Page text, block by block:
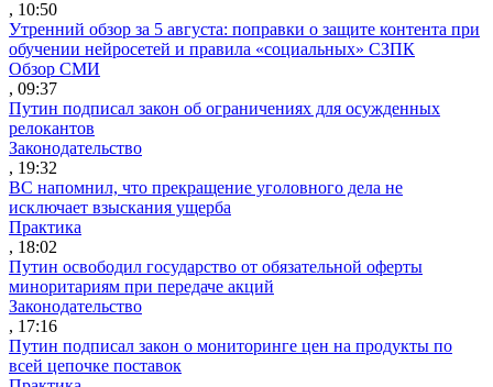
, 10:50
Утренний обзор за 5 августа: поправки о защите контента при
обучении нейросетей и правила «социальных» СЗПК
Обзор СМИ
, 09:37
Путин подписал закон об ограничениях для осужденных
релокантов
Законодательство
, 19:32
ВС напомнил, что прекращение уголовного дела не
исключает взыскания ущерба
Практика
, 18:02
Путин освободил государство от обязательной оферты
миноритариям при передаче акций
Законодательство
, 17:16
Путин подписал закон о мониторинге цен на продукты по
всей цепочке поставок